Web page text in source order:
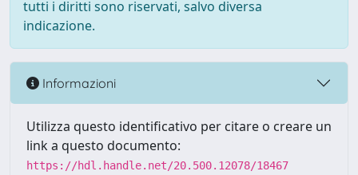
tutti i diritti sono riservati, salvo diversa
indicazione.
Informazioni
Utilizza questo identificativo per citare o creare un
link a questo documento:
https://hdl.handle.net/20.500.12078/18467